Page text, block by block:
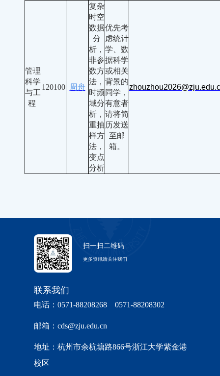
管理
科学
与工
程
120100 周舟
复杂
时空
数据
分
析，
非参
数方
法，
时频
域分
析，
重抽
样方
法，
变点
分析
优先考
虑统计
学、数
据科学
或相关
背景的
同学，
有意者
请将简
历发送
至邮
箱。
扫一扫二维码
更多资讯请关注我们
联系我们
电话：0571-88208268 0571-88208302
邮箱：cds@zju.edu.cn
地址：杭州市余杭塘路866号浙江大学紫金港
校区